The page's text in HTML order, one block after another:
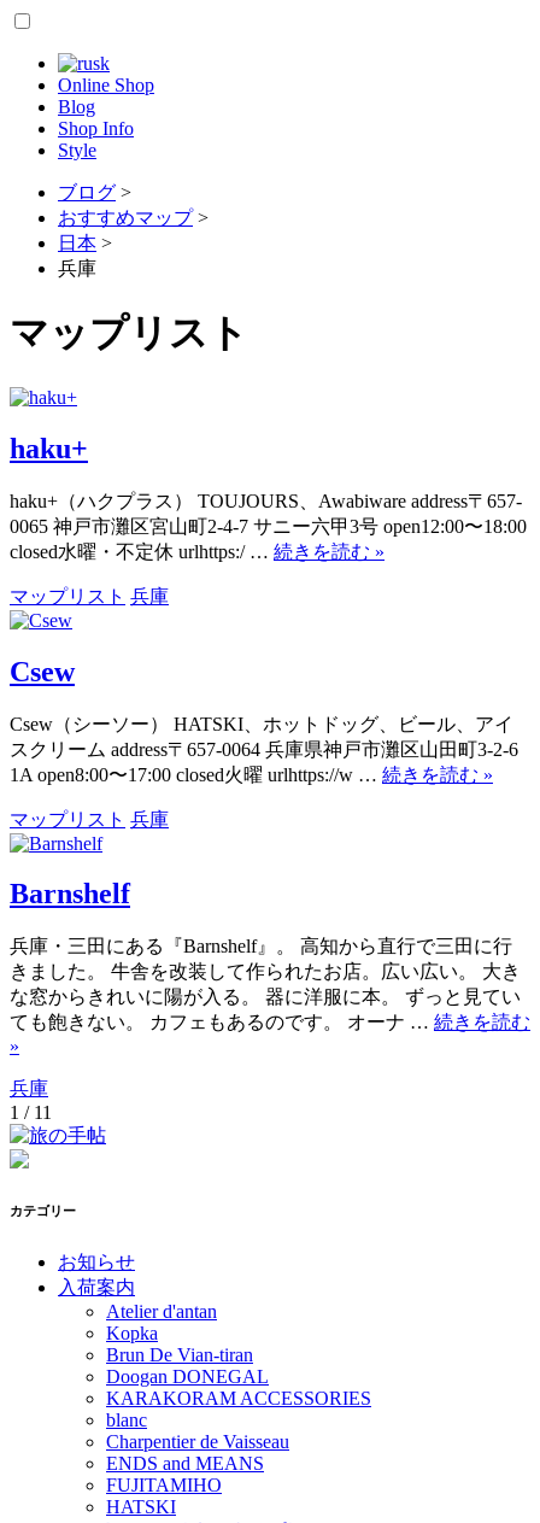
Online Shop
Blog
Shop Info
Style
ブログ >
おすすめマップ>
日本 >
兵庫
マップリスト
haku+
haku+（ハクプラス） TOUJOURS、Awabiware address〒657-
0065 神戸市灘区宮山町2-4-7 サニー六甲3号 open12:00〜18:00
closed水曜・不定休 urlhttps:/ … 続きを読む »
マップリスト 兵庫
Csew
Csew（シーソー） HATSKI、ホットドッグ、ビール、アイ
スクリーム address〒657-0064 兵庫県神戸市灘区山田町3-2-6
1A open8:00〜17:00 closed火曜 urlhttps://w … 続きを読む »
マップリスト 兵庫
Barnshelf
兵庫・三田にある『Barnshelf』。 高知から直行で三田に行
きました。 牛舎を改装して作られたお店。広い広い。 大き
な窓からきれいに陽が入る。 器に洋服に本。 ずっと見てい
ても飽きない。 カフェもあるのです。 オーナ … 続きを読む
»
兵庫
1 / 11
カテゴリー
お知らせ
入荷案内
Atelier d'antan
Kopka
Brun De Vian-tiran
Doogan DONEGAL
KARAKORAM ACCESSORIES
blanc
Charpentier de Vaisseau
ENDS and MEANS
FUJITAMIHO
HATSKI